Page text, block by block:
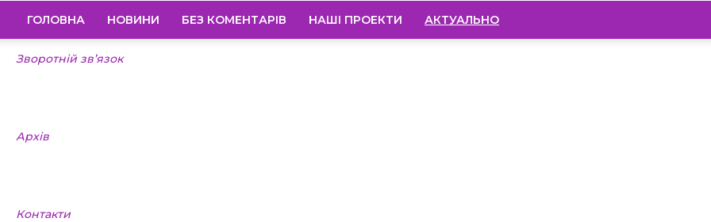
ГОЛОВНА НОВИНИ БЕЗ КОМЕНТАРІВ НАШІ ПРОЕКТИ АКТУАЛЬНО
Зворотній зв’язок
Архів
Контакти